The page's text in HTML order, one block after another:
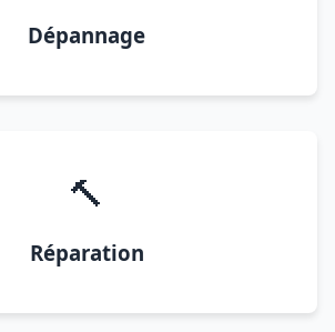
Dépannage
🔨
Réparation